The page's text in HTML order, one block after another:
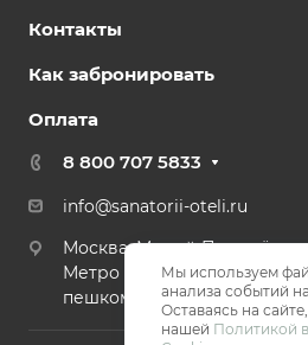
Контакты
Как забронировать
Оплата
8 800 707 5833
info@sanatorii-oteli.ru
Москва, Малый
Метро Пушкинская,
пешком.
Мы используем
анализа событий
Оставаясь на
нашей Политикой